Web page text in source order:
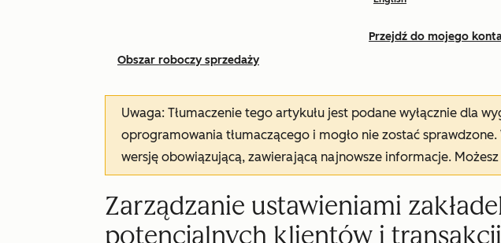
Przejdź do mojego
Obszar roboczy sprzedaży
Uwaga: Tłumaczenie tego artykułu jest podane wyłącznie dla
oprogramowania tłumaczącego i mogło nie zostać
wersję obowiązującą, zawierającą najnowsze informacje.
Zarządzanie ustawieniami
potencjalnych klientów i